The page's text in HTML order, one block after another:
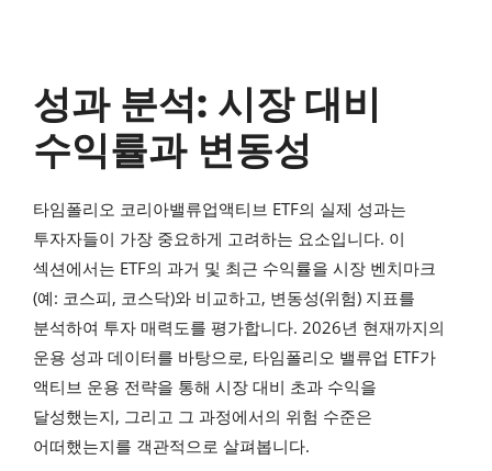
성과 분석: 시장 대비
수익률과 변동성
타임폴리오 코리아밸류업액티브 ETF의 실제 성과는
투자자들이 가장 중요하게 고려하는 요소입니다. 이
섹션에서는 ETF의 과거 및 최근 수익률을 시장 벤치마크
(예: 코스피, 코스닥)와 비교하고, 변동성(위험) 지표를
분석하여 투자 매력도를 평가합니다. 2026년 현재까지의
운용 성과 데이터를 바탕으로, 타임폴리오 밸류업 ETF가
액티브 운용 전략을 통해 시장 대비 초과 수익을
달성했는지, 그리고 그 과정에서의 위험 수준은
어떠했는지를 객관적으로 살펴봅니다.